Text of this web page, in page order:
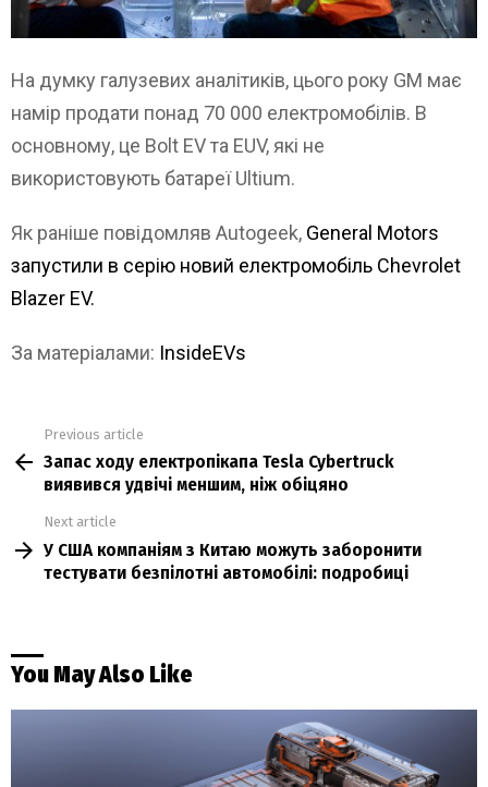
На думку галузевих аналітиків, цього року GM має
намір продати понад 70 000 електромобілів. В
основному, це Bolt EV та EUV, які не
використовують батареї Ultium.
Як раніше повідомляв Autogeek, General Motors
запустили в серію новий електромобіль Chevrolet
Blazer EV.
За матеріалами: InsideEVs
more
Previous article
Запас ходу електропікапа Tesla Cybertruck
виявився удвічі меншим, ніж обіцяно
Next article
У США компаніям з Китаю можуть заборонити
тестувати безпілотні автомобілі: подробиці
You May Also Like